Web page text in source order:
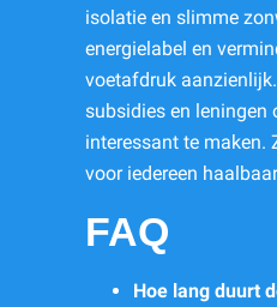
isolatie en slimme
energielabel en
voetafdruk
subsidies en leningen
interessant te maken.
voor iedereen
FAQ
Hoe lang duurt